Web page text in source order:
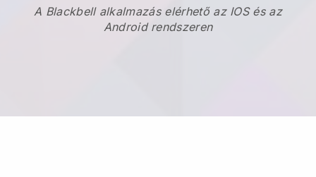
A Blackbell alkalmazás elérhető az IOS és az
Android rendszeren